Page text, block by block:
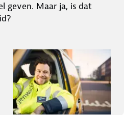
geven. Maar ja, is dat